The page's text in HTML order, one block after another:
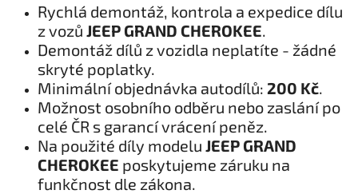
Rychlá demontáž, kontrola a expedice dílu
z vozů JEEP GRAND CHEROKEE.
Demontáž dílů z vozidla neplatíte - žádné
skryté poplatky.
Minimální objednávka autodílů: 200 Kč.
Možnost osobního odběru nebo zaslání po
celé ČR s garancí vrácení peněz.
Na použité díly modelu JEEP GRAND
CHEROKEE poskytujeme záruku na
funkčnost dle zákona.